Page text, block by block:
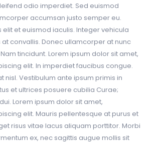
odio imperdiet. Sed euismod
accumsan justo semper eu.
elit et euismod iaculis. Integer vehicula
convallis. Donec ullamcorper at nunc
tincidunt. Lorem ipsum dolor sit amet,
elit. In imperdiet faucibus congue.
nisl. Vestibulum ante ipsum primis in
et ultrices posuere cubilia Curae;
Lorem ipsum dolor sit amet,
elit. Mauris pellentesque at purus et
risus vitae lacus aliquam porttitor. Morbi
ex, nec sagittis augue mollis sit